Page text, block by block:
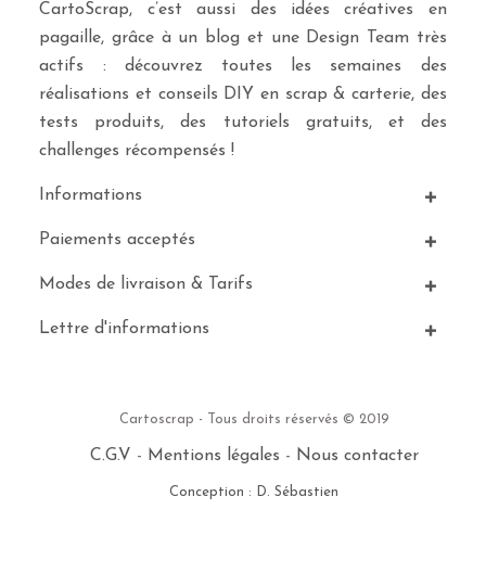
CartoScrap, c’est aussi des idées créatives en
pagaille, grâce à un blog et une Design Team très
actifs : découvrez toutes les semaines des
réalisations et conseils DIY en scrap & carterie, des
tests produits, des tutoriels gratuits, et des
challenges récompensés !
Informations
Paiements acceptés
Modes de livraison & Tarifs
Lettre d'informations
Cartoscrap - Tous droits réservés © 2019
C.G.V - Mentions légales - Nous contacter
Conception : D. Sébastien